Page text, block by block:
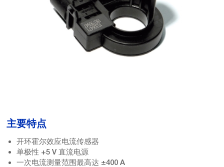
主要特点
开环霍尔效应电流传感器
单极性 +5 V 直流电源
一次电流测量范围最高达 ±400 A